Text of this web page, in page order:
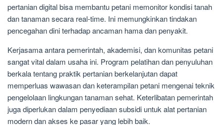
pertanian digital bisa membantu petani memonitor kondisi tanah
dan tanaman secara real-time. Ini memungkinkan tindakan
pencegahan dini terhadap ancaman hama dan penyakit.
Kerjasama antara pemerintah, akademisi, dan komunitas petani
sangat vital dalam usaha ini. Program pelatihan dan penyuluhan
berkala tentang praktik pertanian berkelanjutan dapat
memperluas wawasan dan keterampilan petani mengenai teknik
pengelolaan lingkungan tanaman sehat. Keterlibatan pemerintah
juga diperlukan dalam penyediaan subsidi untuk alat pertanian
modern dan akses ke pasar yang lebih baik.